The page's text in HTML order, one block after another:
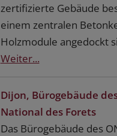
zertifizierte Gebäude
einem zentralen
Holzmodule angedockt
Weiter...
Dijon, Bürogebäude
National des Forets
Das Bürogebäude des